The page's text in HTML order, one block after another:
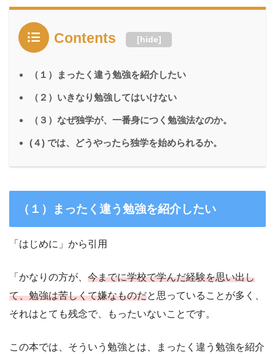
Contents [hide]
（１）まったく違う勉強を紹介したい
（２）いきなり勉強してはいけない
（３）なぜ独学が、一番身につく勉強法なのか。
(４) では、どうやったら独学を始められるか。
（１）まったく違う勉強を紹介したい
「はじめに」から引用
「かなりの方が、 今までに学校で学んだ経験を思い出し
て、勉強は苦しくて嫌なものだと思っていることが多く、
それはとても残念で、もったいないことです。
この本では、そういう勉強とは、まったく違う勉強を紹介